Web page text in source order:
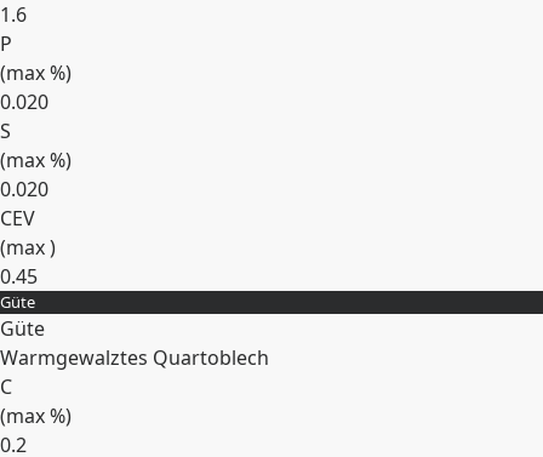
1.6
P
(max%)
0.020
S
(max%)
0.020
CEV
(max )
0.45
Erweitern
Güte
Güte
Warmgewalztes Quartoblech
C
(max%)
0.2